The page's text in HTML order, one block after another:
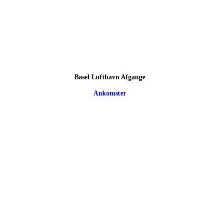
Basel Lufthavn Afgange
Ankomster